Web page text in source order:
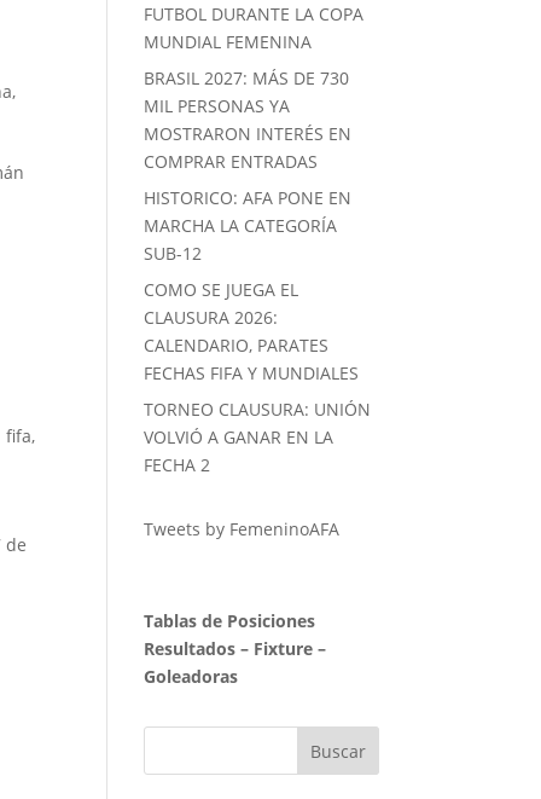
,
fifa,
de
FUTBOL DURANTE LA COPA
MUNDIAL FEMENINA
BRASIL 2027: MÁS DE 730
MIL PERSONAS YA
MOSTRARON INTERÉS EN
COMPRAR ENTRADAS
HISTORICO: AFA PONE EN
MARCHA LA CATEGORÍA
SUB-12
COMO SE JUEGA EL
CLAUSURA 2026:
CALENDARIO, PARATES
FECHAS FIFA Y MUNDIALES
TORNEO CLAUSURA: UNIÓN
VOLVIÓ A GANAR EN LA
FECHA 2
Tweets by FemeninoAFA
Tablas de Posiciones
Resultados – Fixture –
Goleadoras